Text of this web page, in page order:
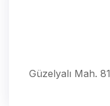
Güzelyalı Mah.